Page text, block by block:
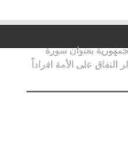
بعنوان سورة
النفاق على الأمة افراداً